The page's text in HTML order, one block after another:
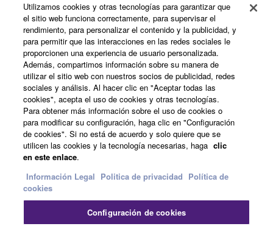
Acerca de Yamaha
España - Spanish
Empresa
Contacte con nosotrosTerminos de uso
Politica de privacidadPolítica de cookies
Utilizamos cookies y otras tecnologías para garantizar que
el sitio web funciona correctamente, para supervisar el
rendimiento, para personalizar el contenido y la publicidad, y
para permitir que las interacciones en las redes sociales le
proporcionen una experiencia de usuario personalizada.
Además, compartimos información sobre su manera de
utilizar el sitio web con nuestros socios de publicidad, redes
sociales y análisis. Al hacer clic en "Aceptar todas las
cookies", acepta el uso de cookies y otras tecnologías.
Para obtener más información sobre el uso de cookies o
para modificar su configuración, haga clic en "Configuración
de cookies". Si no está de acuerdo y solo quiere que se
utilicen las cookies y la tecnología necesarias, haga clic
en este enlace.
Información Legal Politica de privacidad Política de
cookies
Configuración de cookies